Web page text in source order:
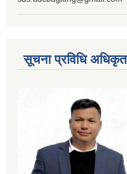
सूचना प्रविधि अधिकृत